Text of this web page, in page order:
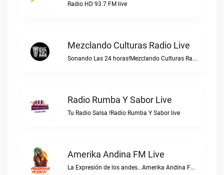
Radio HD 93.7 FM live
Mezclando Culturas Radio Live
Sonando Las 24 horas!Mezclando Culturas Radio live
Radio Rumba Y Sabor Live
Tu Radio Salsa !Radio Rumba Y Sabor live
Amerika Andina FM Live
La Expresión de los andes...Amerika Andina FM live